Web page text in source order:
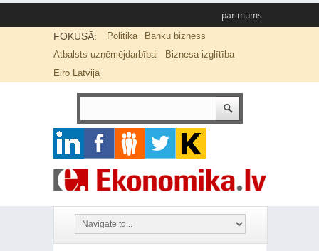
par mums
FOKUSĀ: Politika
Banku bizness
Atbalsts uzņēmējdarbībai
Biznesa izglītība
Eiro Latvijā